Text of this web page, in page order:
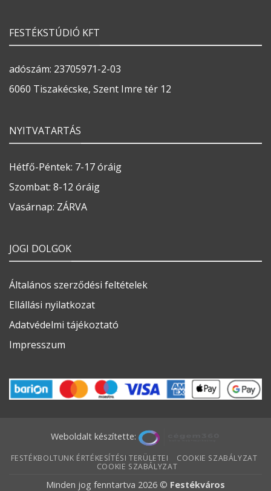
FESTÉKSTÚDIÓ KFT
adószám: 23705971-2-03
6060 Tiszakécske, Szent Imre tér 12
NYITVATARTÁS
Hétfő-Péntek: 7-17 óráig
Szombat: 8-12 óráig
Vasárnap: ZÁRVA
JOGI DOLGOK
Általános szerződési feltételek
Ellállási nyilatkozat
Adatvédelmi tájékoztató
Impresszum
Weboldalt készítette:
FESTÉKBOLTUNK ÉRTÉKESÍTÉSI TERÜLETEI
COOKIE SZABÁLYZAT
COOKIE SZABÁLYZAT
Minden jog fenntartva 2026 © Festékváros